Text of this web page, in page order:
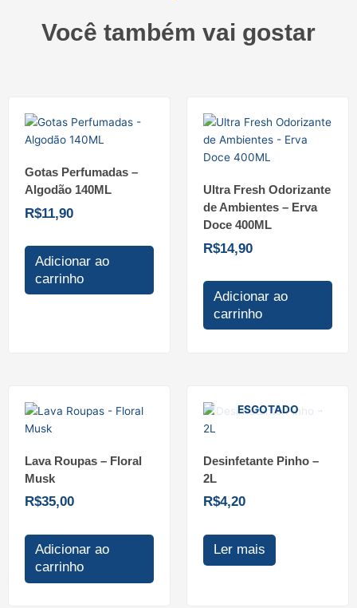
Você também vai gostar
Gotas Perfumadas –
Algodão 140ML
R$11,90
Adicionar ao
carrinho
Ultra Fresh Odorizante
de Ambientes – Erva
Doce 400ML
R$14,90
Adicionar ao
carrinho
Lava Roupas – Floral
Musk
R$35,00
Adicionar ao
carrinho
ESGOTADO
Desinfetante Pinho –
2L
R$4,20
Ler mais